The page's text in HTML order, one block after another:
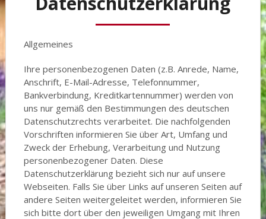
Allgemeines
Ihre personenbezogenen Daten (z.B. Anrede, Name,
Anschrift, E-Mail-Adresse, Telefonnummer,
Bankverbindung, Kreditkartennummer) werden von
uns nur gemäß den Bestimmungen des deutschen
Datenschutzrechts verarbeitet. Die nachfolgenden
Vorschriften informieren Sie über Art, Umfang und
Zweck der Erhebung, Verarbeitung und Nutzung
personenbezogener Daten. Diese
Datenschutzerklärung bezieht sich nur auf unsere
Webseiten. Falls Sie über Links auf unseren Seiten auf
andere Seiten weitergeleitet werden, informieren Sie
sich bitte dort über den jeweiligen Umgang mit Ihren